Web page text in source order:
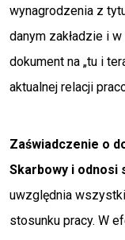
wynagrodzenia z
danym zakładzie i
dokument na „tu i
aktualnej relacji
Zaświadczenie o
Skarbowy i odnosi
uwzględnia
stosunku pracy. W